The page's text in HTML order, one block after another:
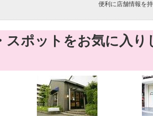
便利に店舗情報を
スポットをお気に入